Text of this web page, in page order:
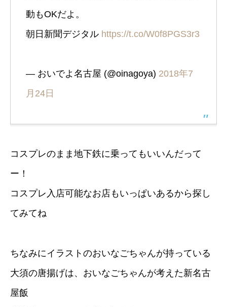
動もOKだよ。
朝日新聞デジタル https://t.co/W0f8PGS3r3
— おいでよ名古屋 (@oinagoya) 2018年7
月24日
コスプレのまま地下鉄に乗ってもいいんだって
ー！
コスプレ入店可能なお店もいっぱいあるから探し
てみてね
ちなみにイラストのおいなごちゃんが持っている
大須の唐揚げは、おいなごちゃんが考えた新名古
屋飯